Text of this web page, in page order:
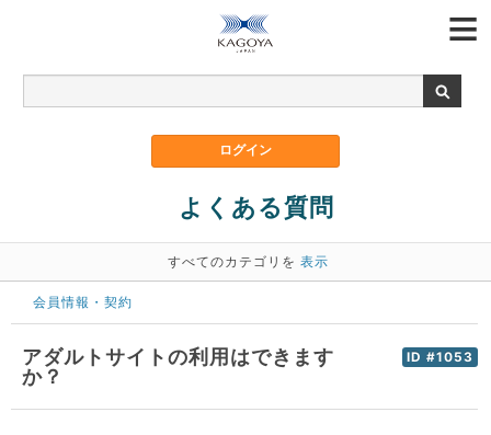
よくある質問
すべてのカテゴリを 表示
会員情報・契約
ID #1053
アダルトサイトの利用はできます
か？